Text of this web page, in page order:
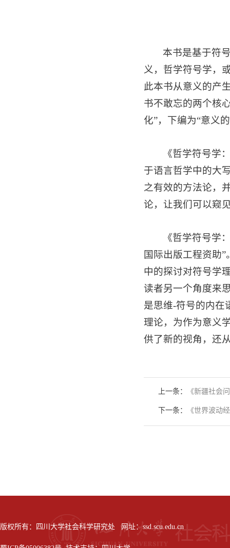
本书是基于符
义，哲学符号学，
此本书从意义的产
书不敢忘的两个核
化”，下编为“意义
《哲学符号学
于语言哲学中的大
之有效的方法论，
论，让我们可以窥
《哲学符号学
国际出版工程资助
中的探讨对符号学
读者另一个角度来
是思维-符号的内在
理论，为作为意义
供了新的视角，还
上一条： 《新疆社会
下一条： 《世界波动
版权所有：四川大学社会科学研究处 网址：ssd.scu.edu.cn